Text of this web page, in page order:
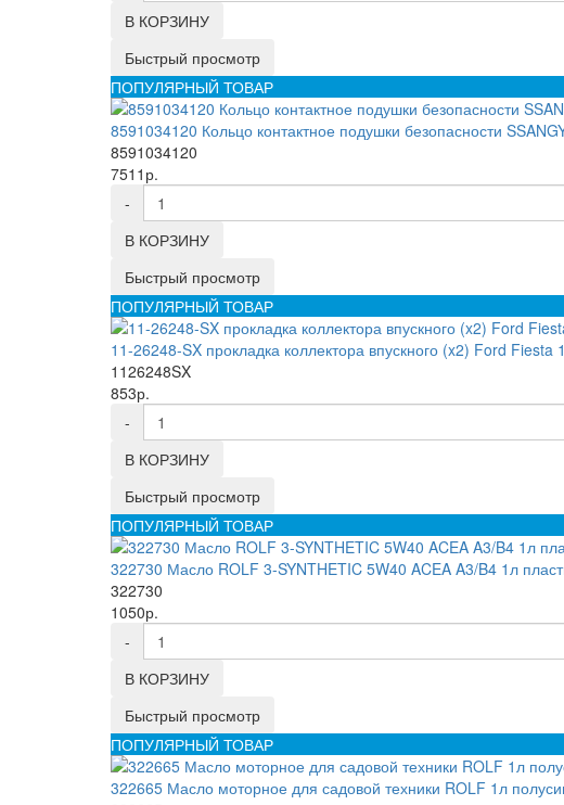
В КОРЗИНУ
Быстрый просмотр
ПОПУЛЯРНЫЙ ТОВАР
8591034120 Кольцо контактное подушки безопасности
8591034120
7511р.
-
В КОРЗИНУ
Быстрый просмотр
ПОПУЛЯРНЫЙ ТОВАР
11-26248-SX прокладка коллектора впускного (x2) Ford Fiesta
1126248SX
853р.
-
В КОРЗИНУ
Быстрый просмотр
ПОПУЛЯРНЫЙ ТОВАР
322730 Масло ROLF 3-SYNTHETIC 5W40 ACEA A3/B4 1л
322730
1050р.
-
В КОРЗИНУ
Быстрый просмотр
ПОПУЛЯРНЫЙ ТОВАР
322665 Масло моторное для садовой техники ROLF 1л